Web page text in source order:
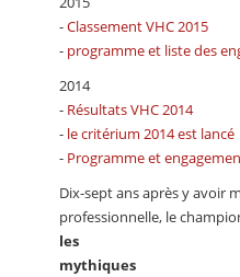
-Classement VHC 2015
- programme et liste des
2014
- Résultats VHC 2014
- le critérium 2014 est lancé
- Programme et
Dix-sept ans après y avoir
professionnelle, le
les
mythiques